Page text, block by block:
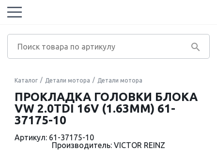
Каталог Детали мотора Детали мотора
ПРОКЛАДКА ГОЛОВКИ БЛОКА
VW 2.0TDI 16V (1.63MM) 61-
37175-10
Артикул: 61-37175-10
Производитель: VICTOR REINZ